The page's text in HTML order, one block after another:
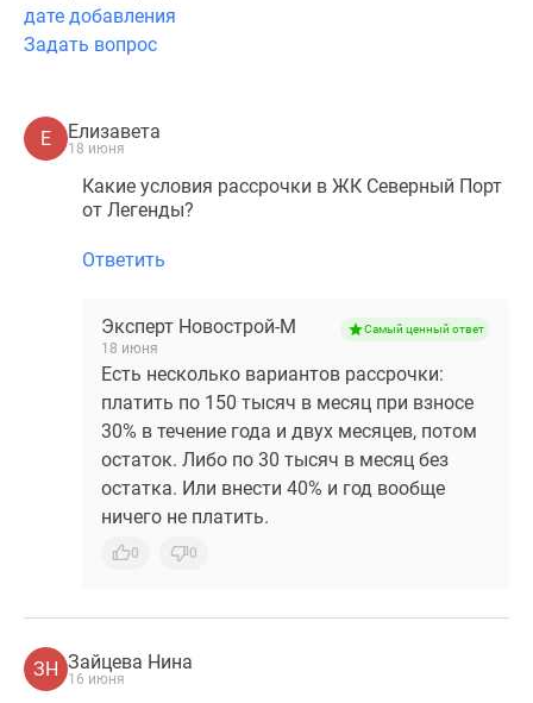
дате добавления
Задать вопрос
Е Елизавета
18 июня
Какие условия рассрочки в ЖК Северный Порт
от Легенды?
Ответить
Эксперт Новострой-М
18 июня
Самый ценный ответ
Есть несколько вариантов рассрочки:
платить по 150 тысяч в месяц при взносе
30% в течение года и двух месяцев, потом
остаток. Либо по 30 тысяч в месяц без
остатка. Или внести 40% и год вообще
ничего не платить.
0 0
ЗН Зайцева Нина
16 июня